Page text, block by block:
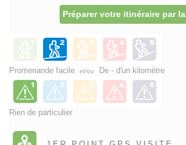
Préparer votre itinéraire par
Promenande facile et/ou De - d'un kilomètre
Rien de particulier